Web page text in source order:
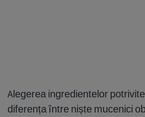
Alegerea ingredientelor
diferența între niște mucenici